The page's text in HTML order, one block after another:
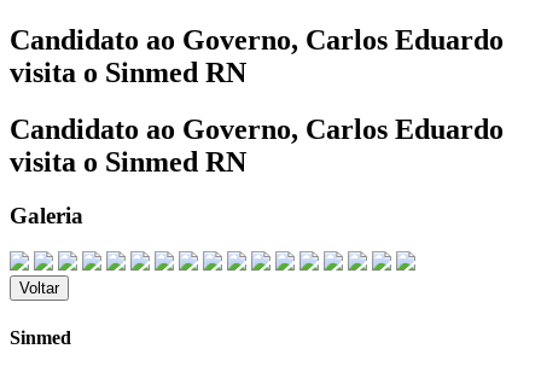
Candidato ao Governo, Carlos Eduardo
visita o Sinmed RN
Candidato ao Governo, Carlos Eduardo
visita o Sinmed RN
Galeria
Voltar
Sinmed